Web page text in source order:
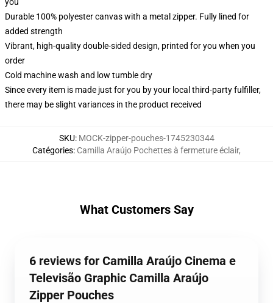
Durable 100% polyester canvas with a metal zipper. Fully lined for
added strength
Vibrant, high-quality double-sided design, printed for you when you
order
Cold machine wash and low tumble dry
Since every item is made just for you by your local third-party fulfiller,
there may be slight variances in the product received
SKU: MOCK-zipper-pouches-1745230344
Catégories: Camilla Araújo Pochettes à fermeture éclair,
What Customers Say
6 reviews for Camilla Araújo Cinema e
Televisão Graphic Camilla Araújo
Zipper Pouches